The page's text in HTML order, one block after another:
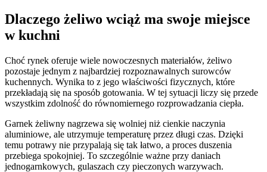
Dlaczego żeliwo wciąż ma swoje miejsce
w kuchni
Choć rynek oferuje wiele nowoczesnych materiałów, żeliwo
pozostaje jednym z najbardziej rozpoznawalnych surowców
kuchennych. Wynika to z jego właściwości fizycznych, które
przekładają się na sposób gotowania. W tej sytuacji liczy się przede
wszystkim zdolność do równomiernego rozprowadzania ciepła.
Garnek żeliwny nagrzewa się wolniej niż cienkie naczynia
aluminiowe, ale utrzymuje temperaturę przez długi czas. Dzięki
temu potrawy nie przypalają się tak łatwo, a proces duszenia
przebiega spokojniej. To szczególnie ważne przy daniach
jednogarnkowych, gulaszach czy pieczonych warzywach.